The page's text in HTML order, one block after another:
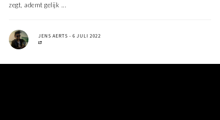
zegt, ademt gelijk ...
JENS AERTS 6 JULI 2022